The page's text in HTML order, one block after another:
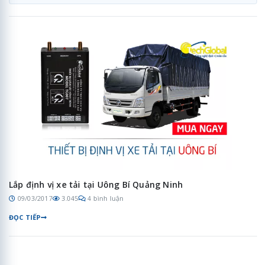
Lắp định vị xe tải tại Uông Bí Quảng Ninh
09/03/2017 3.045 4 bình luận
ĐỌC TIẾP